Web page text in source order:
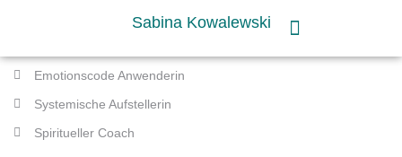
Sabina Kowalewski
Emotionscode Anwenderin
Systemische Aufstellerin
Spiritueller Coach